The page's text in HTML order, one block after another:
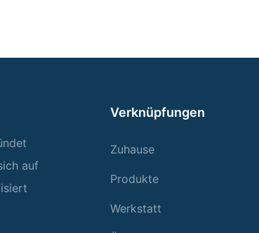
auf
Verknüpfungen
Zuhause
Produkte
Werkstatt